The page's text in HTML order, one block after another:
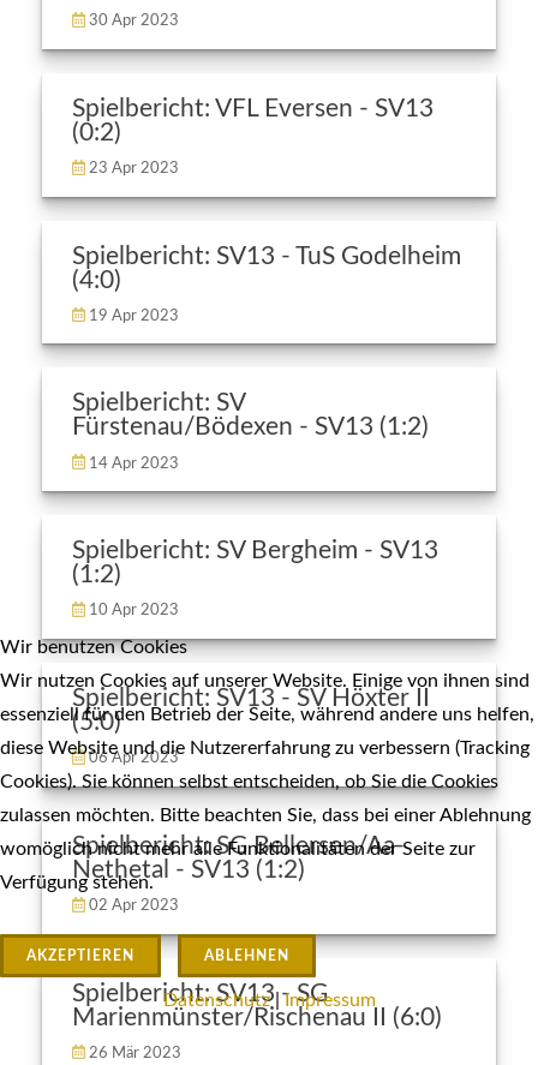
30 Apr 2023
Spielbericht: VFL Eversen - SV13
(0:2)
23 Apr 2023
Spielbericht: SV13 - TuS Godelheim
(4:0)
19 Apr 2023
Spielbericht: SV
Fürstenau/Bödexen - SV13 (1:2)
14 Apr 2023
Spielbericht: SV Bergheim - SV13
(1:2)
10 Apr 2023
Spielbericht: SV13 - SV Höxter II
(5:0)
06 Apr 2023
Spielbericht: SG Bellersen/Aa-
Nethetal - SV13 (1:2)
02 Apr 2023
Spielbericht: SV13 - SG
Marienmünster/Rischenau II (6:0)
26 Mär 2023
Wir benutzen Cookies
Wir nutzen Cookies auf unserer Website. Einige von ihnen sind
essenziell für den Betrieb der Seite, während andere uns helfen,
diese Website und die Nutzererfahrung zu verbessern (Tracking
Cookies). Sie können selbst entscheiden, ob Sie die Cookies
zulassen möchten. Bitte beachten Sie, dass bei einer Ablehnung
womöglich nicht mehr alle Funktionalitäten der Seite zur
Verfügung stehen.
AKZEPTIEREN ABLEHNEN
Datenschutz|Impressum